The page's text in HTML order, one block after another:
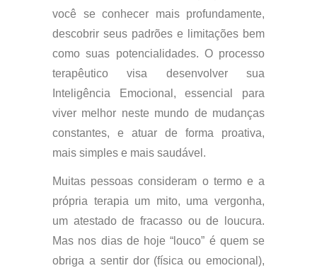
você se conhecer mais profundamente,
descobrir seus padrões e limitações bem
como suas potencialidades. O processo
terapêutico visa desenvolver sua
Inteligência Emocional, essencial para
viver melhor neste mundo de mudanças
constantes, e atuar de forma proativa,
mais simples e mais saudável.
Muitas pessoas consideram o termo e a
própria terapia um mito, uma vergonha,
um atestado de fracasso ou de loucura.
Mas nos dias de hoje “louco” é quem se
obriga a sentir dor (física ou emocional),